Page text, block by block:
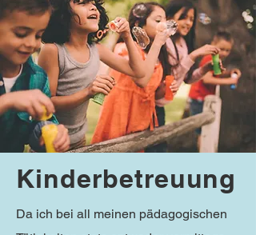
Kinderbetreuung
Da ich bei all meinen pädagogischen